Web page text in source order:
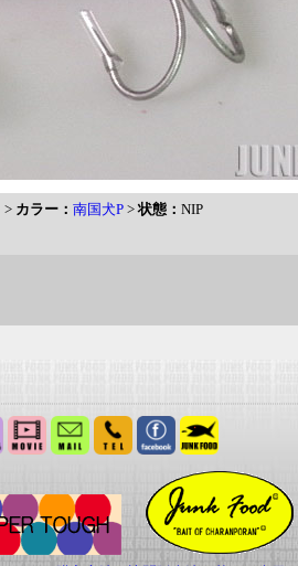
> カラー： 南国犬P >状態： NIP